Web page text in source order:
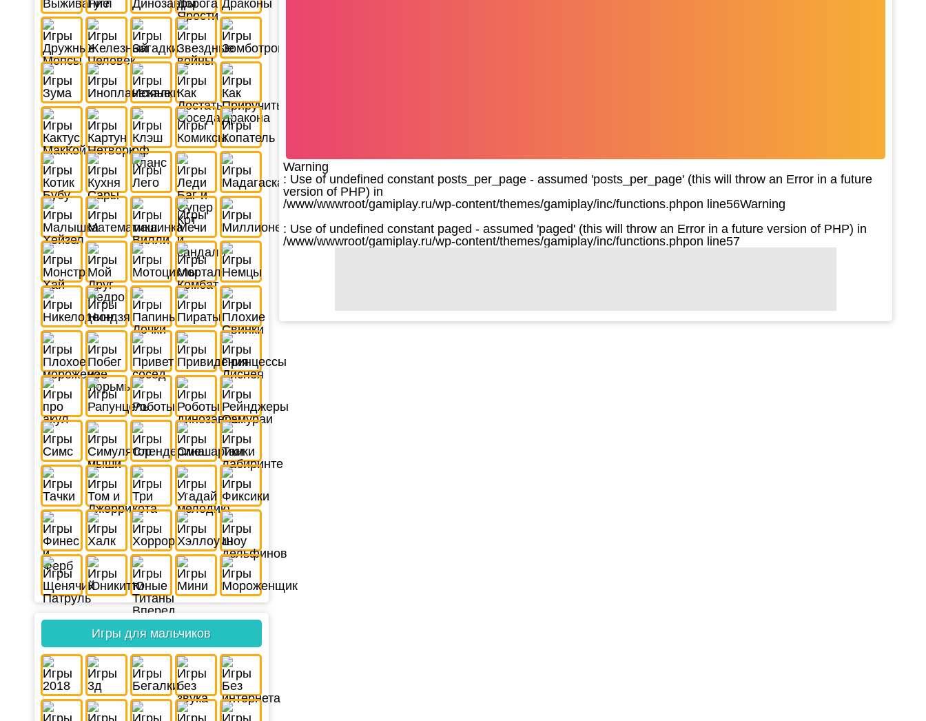
Игры для мальчиков
Warning
: Use of undefined constant posts_per_page - assumed 'posts_per_page' (this will throw an Error in a future
version of PHP) in
/www/wwwroot/gamiplay.ru/wp-content/themes/gamiplay/inc/functions.phpon line56Warning
: Use of undefined constant paged - assumed 'paged' (this will throw an Error in a future version of PHP) in
/www/wwwroot/gamiplay.ru/wp-content/themes/gamiplay/inc/functions.phpon line57